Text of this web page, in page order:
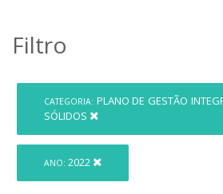
Filtro
CATEGORIA: PLANO DE GESTÃO
SÓLIDOS
ANO: 2022